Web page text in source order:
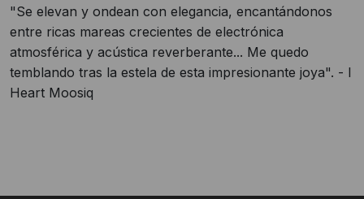
"Se elevan y ondean con elegancia, encantándonos
entre ricas mareas crecientes de electrónica
atmosférica y acústica reverberante... Me quedo
temblando tras la estela de esta impresionante joya". - I
Heart Moosiq